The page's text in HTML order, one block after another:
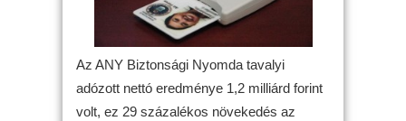
Az ANY Biztonsági Nyomda tavalyi
adózott nettó eredménye 1,2 milliárd forint
volt, ez 29 százalékos növekedés az